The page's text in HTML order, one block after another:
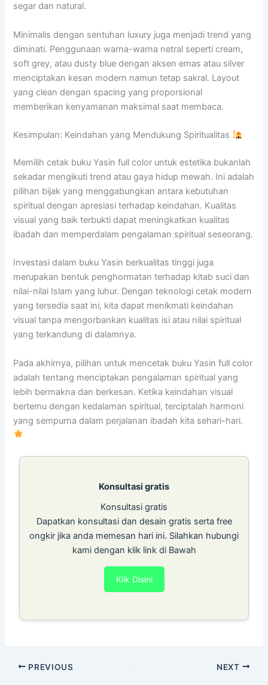
segar dan natural.
Minimalis dengan sentuhan luxury juga menjadi trend yang
diminati. Penggunaan warna-warna netral seperti cream,
soft grey, atau dusty blue dengan aksen emas atau silver
menciptakan kesan modern namun tetap sakral. Layout
yang clean dengan spacing yang proporsional
memberikan kenyamanan maksimal saat membaca.
Kesimpulan: Keindahan yang Mendukung Spiritualitas
Memilih cetak buku Yasin full color untuk estetika bukanlah
sekadar mengikuti trend atau gaya hidup mewah. Ini adalah
pilihan bijak yang menggabungkan antara kebutuhan
spiritual dengan apresiasi terhadap keindahan. Kualitas
visual yang baik terbukti dapat meningkatkan kualitas
ibadah dan memperdalam pengalaman spiritual seseorang.
Investasi dalam buku Yasin berkualitas tinggi juga
merupakan bentuk penghormatan terhadap kitab suci dan
nilai-nilai Islam yang luhur. Dengan teknologi cetak modern
yang tersedia saat ini, kita dapat menikmati keindahan
visual tanpa mengorbankan kualitas isi atau nilai spiritual
yang terkandung di dalamnya.
Pada akhirnya, pilihan untuk mencetak buku Yasin full color
adalah tentang menciptakan pengalaman spiritual yang
lebih bermakna dan berkesan. Ketika keindahan visual
bertemu dengan kedalaman spiritual, terciptalah harmoni
yang sempurna dalam perjalanan ibadah kita sehari-hari.
Konsultasi gratis
Konsultasi gratis
Dapatkan konsultasi dan desain gratis serta free
ongkir jika anda memesan hari ini. Silahkan hubungi
kami dengan klik link di Bawah
Klik Disini
PREVIOUS NEXT